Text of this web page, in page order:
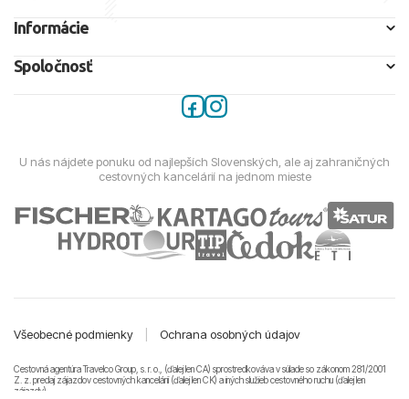
Informácie
Spoločnosť
U nás nájdete ponuku od najlepších Slovenských, ale aj zahraničných
cestovných kancelárií na jednom mieste
Všeobecné podmienky Ochrana osobných údajov
Cestovná agentúra Travelco Group, s. r. o., (ďalej len CA) sprostredkováva v súlade so zákonom 281/2001
Z. z. predaj zájazdov cestovných kancelárii (ďalej len CK) a iných služieb cestovného ruchu (ďalej len
zájazdy).